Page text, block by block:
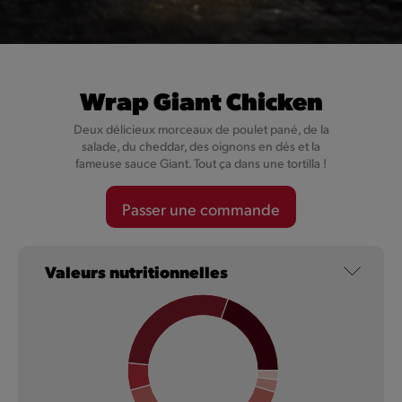
NOUVEAU
Wrap Giant Chicken
Deux délicieux morceaux de poulet pané, de la
salade, du cheddar, des oignons en dés et la
fameuse sauce Giant. Tout ça dans une tortilla !
Passer une commande
Valeurs nutritionnelles